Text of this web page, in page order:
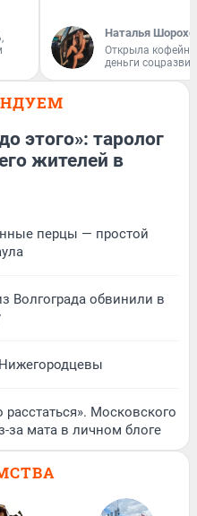
Наталья
Открыла
деньги
этого»: таролог
жителей в
перцы — простой
Волгограда обвинили в
Московского
за мата в личном блоге